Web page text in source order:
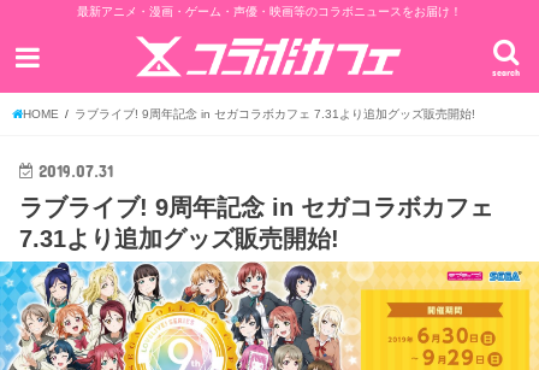
最新アニメ・漫画・ゲーム・声優・映画等のコラボニュースをお届け！
search
HOME ラブライブ! 9周年記念 in セガコラボカフェ 7.31より追加グッズ販売開始!
2019.07.31
ラブライブ! 9周年記念 in セガコラボカフェ
7.31より追加グッズ販売開始!